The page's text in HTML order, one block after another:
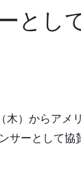
とし
木）からアメ
サーとして協